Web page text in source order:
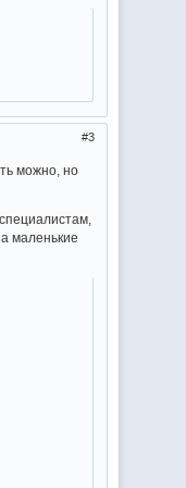
3
можно, но
маленькие